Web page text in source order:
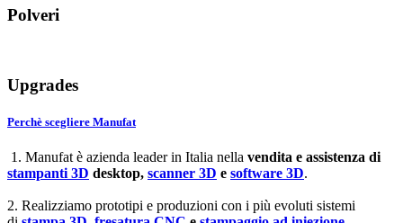
Polveri
Upgrades
Perchè scegliere Manufat
1. Manufat è azienda leader in Italia nella vendita e assistenza di
stampanti 3D desktop, scanner 3D e software 3D.
2. Realizziamo prototipi e produzioni con i più evoluti sistemi